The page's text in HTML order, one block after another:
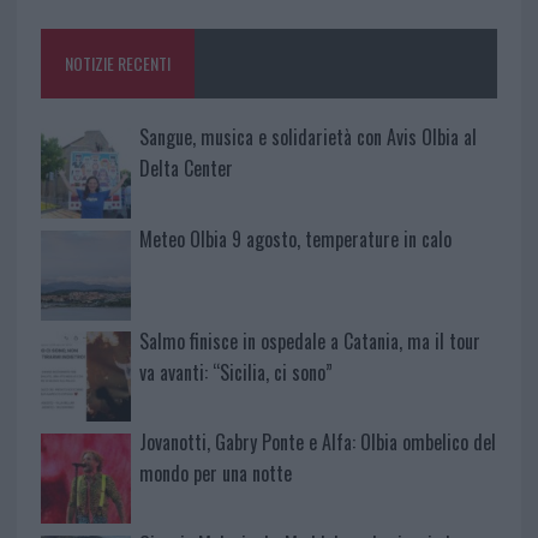
o
k
p
NOTIZIE RECENTI
Sangue, musica e solidarietà con Avis Olbia al
Delta Center
Meteo Olbia 9 agosto, temperature in calo
Salmo finisce in ospedale a Catania, ma il tour
va avanti: “Sicilia, ci sono”
Jovanotti, Gabry Ponte e Alfa: Olbia ombelico del
mondo per una notte